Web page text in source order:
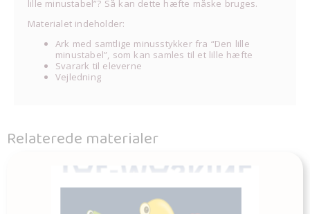
lille minustabel”? Så kan dette hæfte måske bruges.
Materialet indeholder:
Ark med samtlige minusstykker fra “Den lille
minustabel”, som kan samles til et lille hæfte
Svarark til eleverne
Vejledning
Relaterede materialer